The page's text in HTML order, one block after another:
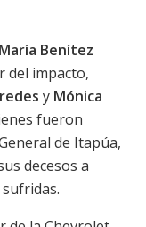
Benítez
del impacto,
y Mónica
fueron
de Itapúa,
decesos a